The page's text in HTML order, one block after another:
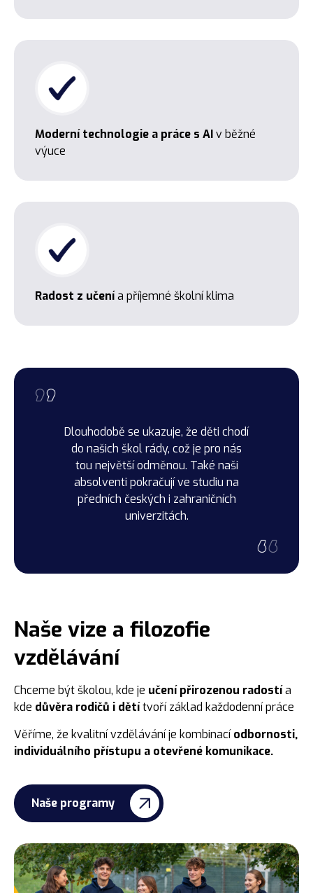
Moderní technologie a práce s AIv běžné
výuce
Radost z učenía příjemné školní klima
Dlouhodobě se ukazuje, že děti chodí
do našich škol rády, což je pro nás
tou největší odměnou. Také naši
absolventi pokračují ve studiu na
předních českých i zahraničních
univerzitách.
Naše vize a filozofie
vzdělávání
Chceme být školou, kde je učení přirozenou radostía
kde důvěra rodičů i dětítvoří základ každodenní práce
Věříme, že kvalitní vzdělávání je kombinacíodbornosti,
individuálního přístupu a otevřené komunikace.
Naše programy